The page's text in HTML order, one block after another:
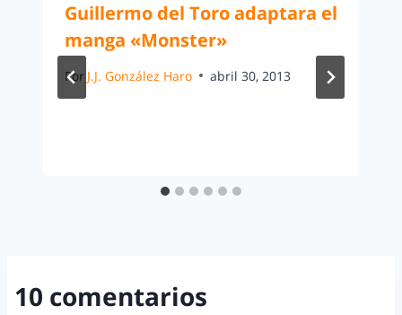
Guillermo del Toro adaptara el
manga «Monster»
Por J.J. González Haro abril 30, 2013
10 comentarios